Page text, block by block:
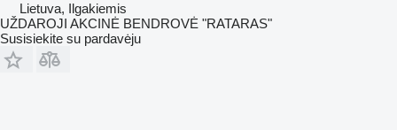
Lietuva, Ilgakiemis
UŽDAROJI AKCINĖ BENDROVĖ "RATARAS"
Susisiekite su pardavėju